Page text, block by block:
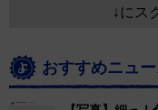
↓にス
おすすめニュー